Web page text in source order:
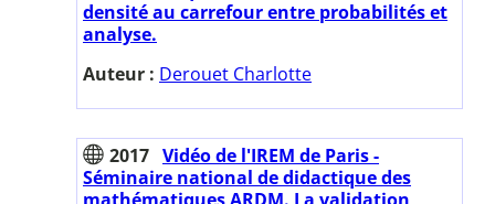
densité au carrefour entre probabilités et
analyse.
Auteur : Derouet Charlotte
2017 Vidéo de l'IREM de Paris -
Séminaire national de didactique des